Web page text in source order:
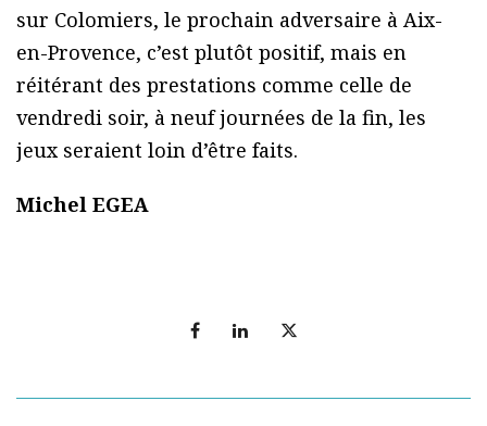
sur Colomiers, le prochain adversaire à Aix-
en-Provence, c’est plutôt positif, mais en
réitérant des prestations comme celle de
vendredi soir, à neuf journées de la fin, les
jeux seraient loin d’être faits.
Michel EGEA